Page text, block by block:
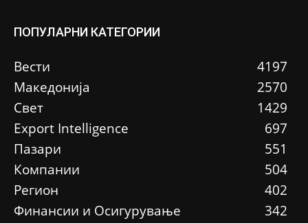
ПОПУЛАРНИ КАТЕГОРИИ
Вести
4197
Македонија
2570
Свет
1429
Еxport Intelligence
697
Пазари
551
Компании
504
Регион
402
Финансии и Осигурување
342